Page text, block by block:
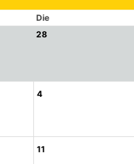
Die
28
4
11